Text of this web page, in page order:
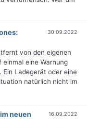
30.09.2022
von den eigenen
eine Warnung
Ein Ladegerät oder eine
natürlich nicht im
neuen
16.09.2022